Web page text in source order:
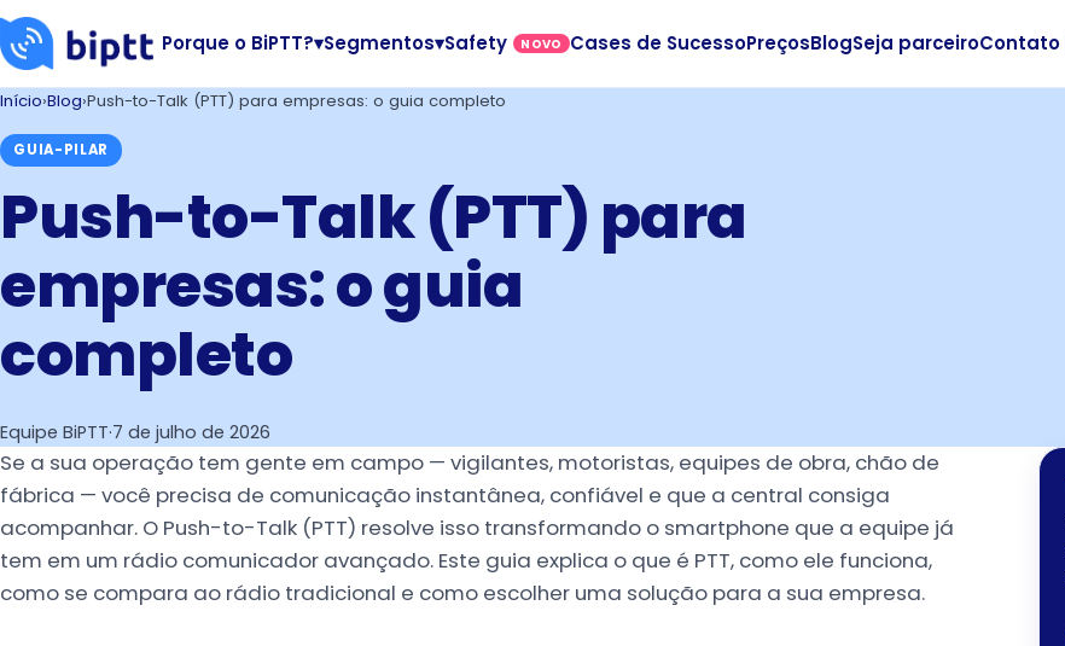
Porque o BiPTT?▾Segmentos▾Safety NOVO Cases de SucessoPreçosBlogSeja parceiroContato
Início›Blog›Push-to-Talk (PTT) para empresas: o guia completo
GUIA-PILAR
Push-to-Talk (PTT) para
empresas: o guia
completo
Equipe BiPTT·7 de julho de 2026
Se a sua operação tem gente em campo — vigilantes, motoristas, equipes de obra, chão de
fábrica — você precisa de comunicação instantânea, confiável e que a central consiga
acompanhar. O Push-to-Talk (PTT) resolve isso transformando o smartphone que a equipe já
tem em um rádio comunicador avançado. Este guia explica o que é PTT, como ele funciona,
como se compara ao rádio tradicional e como escolher uma solução para a sua empresa.